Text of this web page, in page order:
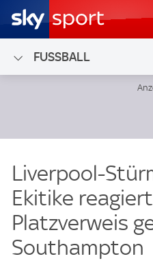
FUSSBALL
Liverpool-
Ekitike
Platzverweis
Southampton